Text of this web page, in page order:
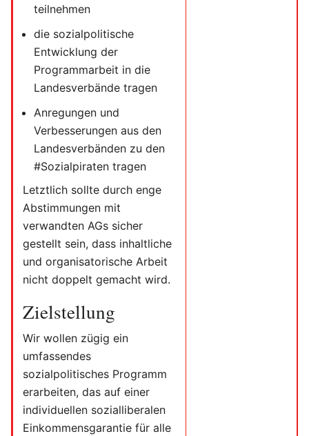
teilnehmen
die sozialpolitische
Entwicklung der
Programmarbeit in die
Landesverbände tragen
Anregungen und
Verbesserungen aus den
Landesverbänden zu den
#Sozialpiraten tragen
Letztlich sollte durch enge
Abstimmungen mit
verwandten AGs sicher
gestellt sein, dass inhaltliche
und organisatorische Arbeit
nicht doppelt gemacht wird.
Zielstellung
Wir wollen zügig ein
umfassendes
sozialpolitisches Programm
erarbeiten, das auf einer
individuellen sozialliberalen
Einkommensgarantie für alle